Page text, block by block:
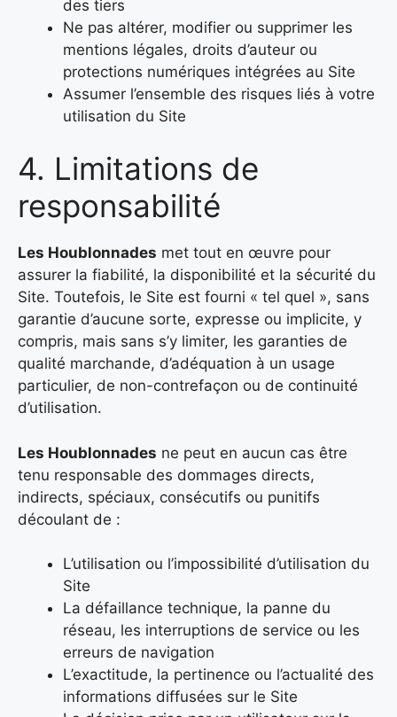
des tiers
Ne pas altérer, modifier ou supprimer les
mentions légales, droits d’auteur ou
protections numériques intégrées au Site
Assumer l’ensemble des risques liés à votre
utilisation du Site
4. Limitations de
responsabilité
Les Houblonnades met tout en œuvre pour
assurer la fiabilité, la disponibilité et la sécurité du
Site. Toutefois, le Site est fourni « tel quel », sans
garantie d’aucune sorte, expresse ou implicite, y
compris, mais sans s’y limiter, les garanties de
qualité marchande, d’adéquation à un usage
particulier, de non-contrefaçon ou de continuité
d’utilisation.
Les Houblonnades ne peut en aucun cas être
tenu responsable des dommages directs,
indirects, spéciaux, consécutifs ou punitifs
découlant de :
L’utilisation ou l’impossibilité d’utilisation du
Site
La défaillance technique, la panne du
réseau, les interruptions de service ou les
erreurs de navigation
L’exactitude, la pertinence ou l’actualité des
informations diffusées sur le Site